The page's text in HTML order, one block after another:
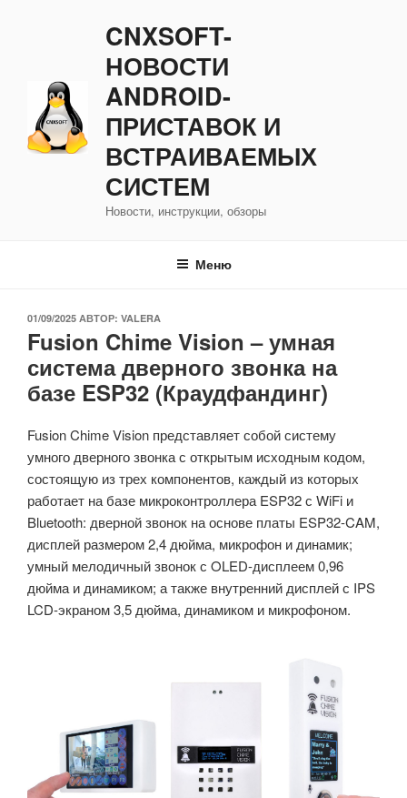
CNXSOFT-
НОВОСТИ
ANDROID-
ПРИСТАВОК И
ВСТРАИВАЕМЫХ
СИСТЕМ
Новости, инструкции, обзоры
Меню
ОПУБЛИКОВАНО
01/09/2025 АВТОР: VALERA
Fusion Chime Vision – умная
система дверного звонка на
базе ESP32 (Краудфандинг)
Fusion Chime Vision представляет собой систему
умного дверного звонка с открытым исходным кодом,
состоящую из трех компонентов, каждый из которых
работает на базе микроконтроллера ESP32 с WiFi и
Bluetooth: дверной звонок на основе платы ESP32-CAM,
дисплей размером 2,4 дюйма, микрофон и динамик;
умный мелодичный звонок с OLED-дисплеем 0,96
дюйма и динамиком; а также внутренний дисплей с IPS
LCD-экраном 3,5 дюйма, динамиком и микрофоном.